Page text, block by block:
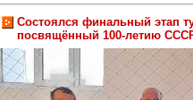
Состоялся финальный этап
посвящённый 100-летию